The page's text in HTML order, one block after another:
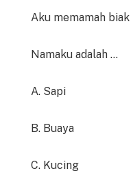
Aku memamah biak
Namaku adalah …
A. Sapi
B. Buaya
C. Kucing